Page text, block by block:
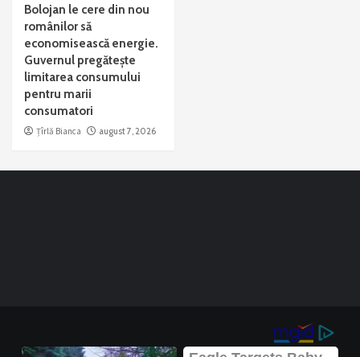
Bolojan le cere din nou
românilor să
economisească energie.
Guvernul pregătește
limitarea consumului
pentru marii
consumatori
Țîrlă Bianca august 7, 2026